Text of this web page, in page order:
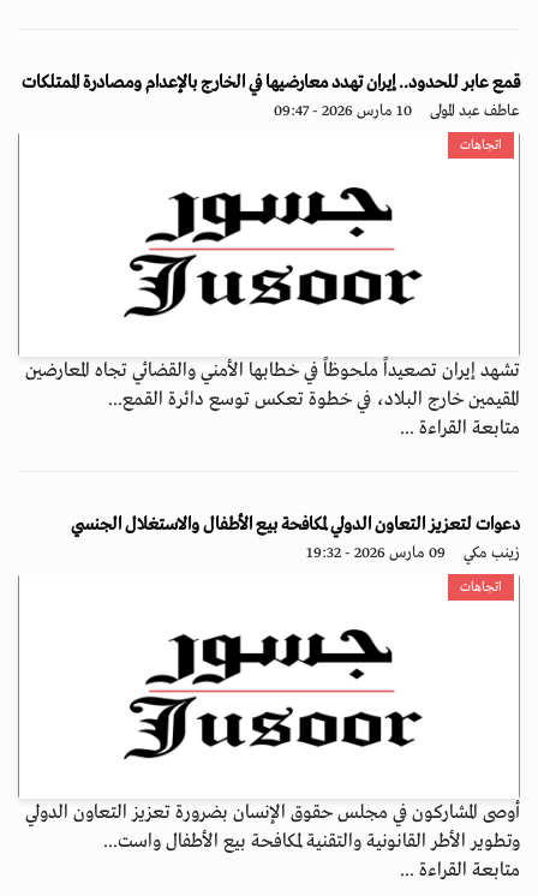
قمع عابر للحدود.. إيران تهدد معارضيها في الخارج بالإعدام ومصادرة الممتلكات
عاطف عبد المولى 10 مارس 2026 - 09:47
اتجاهات
تشهد إيران تصعيداً ملحوظاً في خطابها الأمني والقضائي تجاه المعارضين
المقيمين خارج البلاد، في خطوة تعكس توسع دائرة القمع...
متابعة القراءة ...
دعوات لتعزيز التعاون الدولي لمكافحة بيع الأطفال والاستغلال الجنسي
زينب مكي 09 مارس 2026 - 19:32
اتجاهات
أوصى المشاركون في مجلس حقوق الإنسان بضرورة تعزيز التعاون الدولي
وتطوير الأطر القانونية والتقنية لمكافحة بيع الأطفال واست...
متابعة القراءة ...